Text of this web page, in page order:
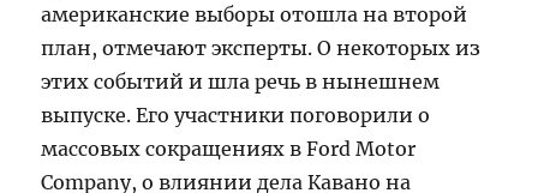
американские выборы отошла на второй
план, отмечают эксперты. О некоторых из
этих событий и шла речь в нынешнем
выпуске. Его участники поговорили о
массовых сокращениях в Ford Motor
Company, о влиянии дела Кавано на